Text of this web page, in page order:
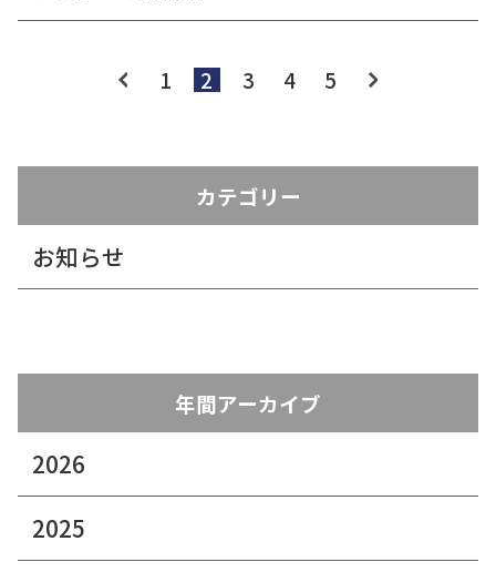
1 2 3 4 5
カテゴリー
お知らせ
年間アーカイブ
2026
2025